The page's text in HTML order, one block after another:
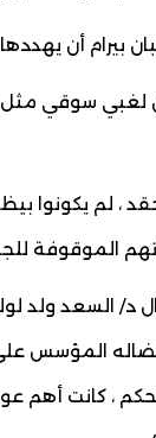
بيرام أن
لغبي سوقي
لم يكونوا
الموقوفة
السعد ولد
المؤسس على
، كانت أهم